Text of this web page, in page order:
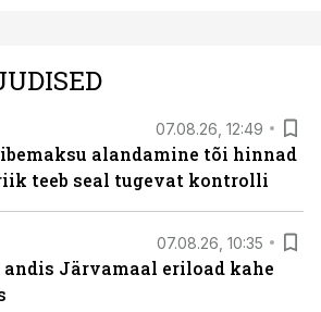
07.08.26, 12:49
alandamine tõi hinnad
teeb seal tugevat kontrolli
07.08.26, 10:35
Järvamaal eriload kahe